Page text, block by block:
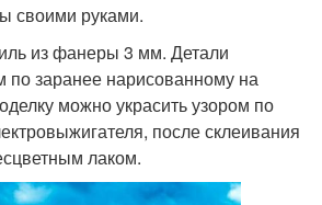
своими руками.
из фанеры 3 мм. Детали
по заранее нарисованному на
можно украсить узором по
после склеивания
лаком.